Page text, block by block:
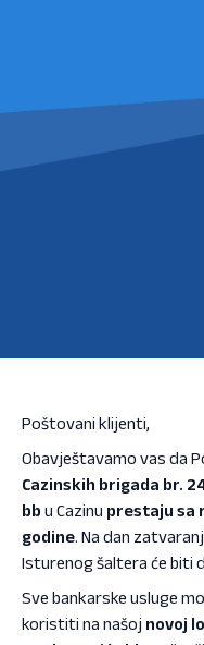
Poštovani klijenti,
Obavještavamo vas da
Cazinskih brigada br.
bb u Cazinu prestaju sa
godine. Na dan
Isturenog šaltera će biti
Sve bankarske usluge
koristiti na našoj novoj